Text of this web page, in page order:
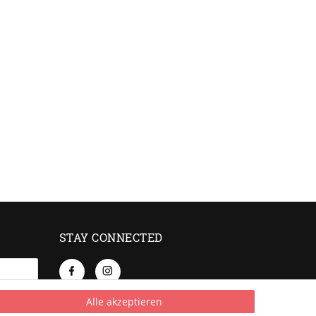
STAY CONNECTED
Alle akzeptieren